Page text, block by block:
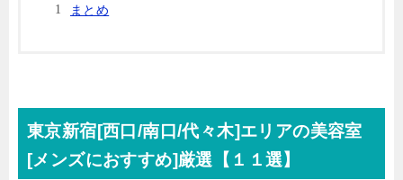
まとめ
東京新宿[西口/南口/代々木]エリアの美容室
[メンズにおすすめ]厳選【１１選】